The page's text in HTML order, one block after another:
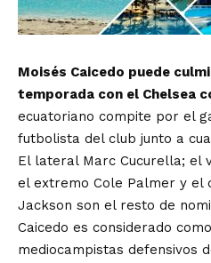
Moisés Caicedo puede
temporada con el Chelsea
ecuatoriano compite por el
futbolista del club junto a
El lateral Marc Cucurella; el
el extremo Cole Palmer y el
Jackson son el resto de
Caicedo es considerado
mediocampistas defensivos